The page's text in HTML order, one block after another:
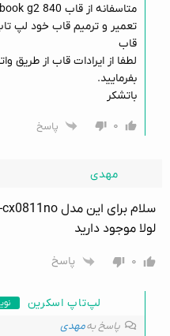
قاب
لطفا از ایرادات قاب از طریق
بفرمایید.
باتشکر
۰
پاسخ
مهدی
لولا موجود دارید
۰ پاسخ
لپ‌تاپ اسکرین
پاسخ بهمهدی